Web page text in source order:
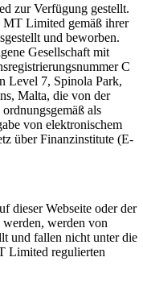
zur Verfügung gestellt.
Limited gemäß ihrer
und beworben.
Gesellschaft mit
C
Level 7, Spinola Park,
Malta, die von der
als
von elektronischem
über Finanzinstitute (E-
dieser Webseite oder der
werden von
und fallen nicht unter die
Limited regulierten